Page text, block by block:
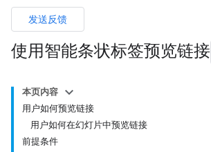
发送反馈
使用智能条状标签预览链接
本页内容
用户如何预览链接
用户如何在幻灯片中预览链接
前提条件